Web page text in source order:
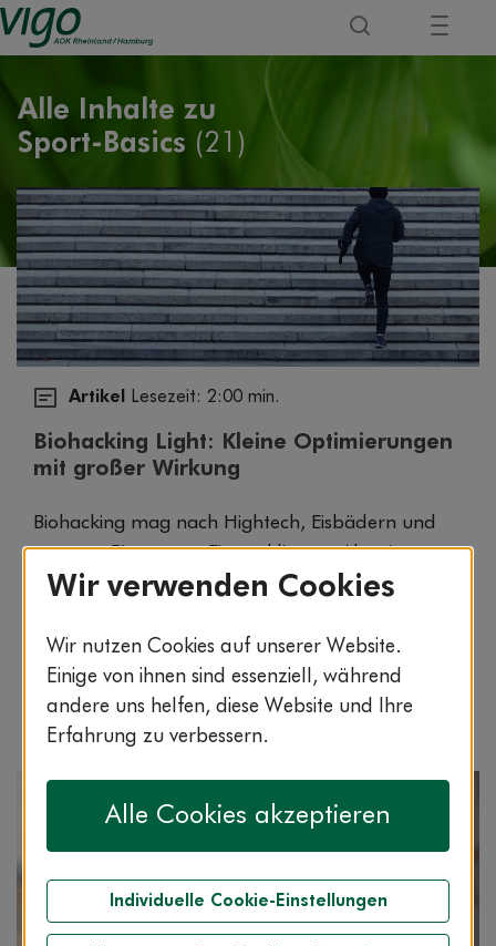
Alle Inhalte zu
Sport-Basics (21)
Artikel Lesezeit: 2:00 min.
Biohacking Light: Kleine Optimierungen
mit großer Wirkung
Biohacking mag nach Hightech, Eisbädern und
smarten Ringen am Finger klingen. Aber im
Alltag geht es oft um etwas viel Einfacheres:
ohne Leistungsdruck wacher, stärker und
ausgeglichener zu fühlen. Wir zeigen dir einige
Tricks.
Wir verwenden Cookies
Wir nutzen Cookies auf unserer Website.
Einige von ihnen sind essenziell, während
andere uns helfen, diese Website und Ihre
Erfahrung zu verbessern.
Alle Cookies akzeptieren
Individuelle Cookie-Einstellungen